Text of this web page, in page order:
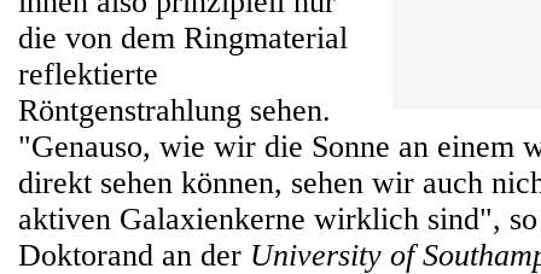
die von dem Ringmaterial
reflektierte
Röntgenstrahlung sehen.
"Genauso, wie wir die Sonne an einem
direkt sehen können, sehen wir auch
aktiven Galaxienkerne wirklich sind",
Doktorand an der University of